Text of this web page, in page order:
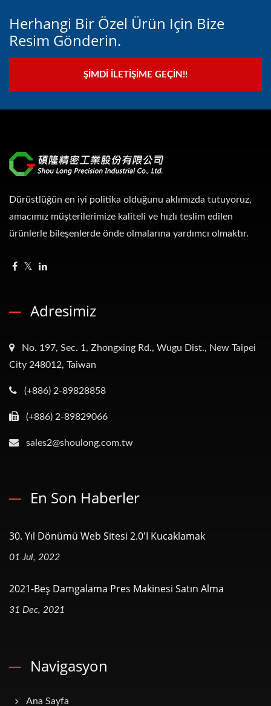
Herhangi Bir Özel Ürün Için Bize
Resim Gönderin.
ŞIMDI İLETIŞIME GEÇIN!!
Dürüstlüğün en iyi politika olduğunu aklımızda tutuyoruz,
amacımız müşterilerimize kaliteli ve hızlı teslim edilen
ürünlerle bileşenlerde önde olmalarına yardımcı olmaktır.
Adresimiz
No. 197, Sec. 1, Zhongxing Rd., Wugu Dist., New Taipei
City 248012, Taiwan
(+886) 2-89828858
(+886) 2-89829066
sales2@shoulong.com.tw
En Son Haberler
30. Yıl Dönümü Web Sitesi 2.0'ı Kucaklamak
01 Jul, 2022
2021-Beş Damgalama Pres Makinesi Satın Alma
31 Dec, 2021
Navigasyon
Ana Sayfa